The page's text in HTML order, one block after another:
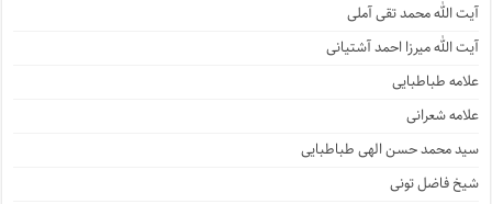
آیت الله محمد تقی آملی
آیت الله میرزا احمد آشتیانی
علامه طباطبایی
علامه شعرانی
سید محمد حسن الهی طباطبایی
شیخ فاضل تونی